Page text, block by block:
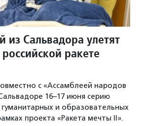
из Сальвадора улетят
ракете
с «Ассамблеей народов
16–17 июня серию
и образовательных
проекта «Ракета мечты II».